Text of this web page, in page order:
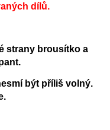
dílů.
strany brousítko a
být příliš volný.